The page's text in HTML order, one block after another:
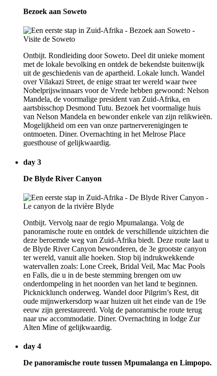
Bezoek aan Soweto
Ontbijt. Rondleiding door Soweto. Deel dit unieke moment
met de lokale bevolking en ontdek de bekendste buitenwijk
uit de geschiedenis van de apartheid. Lokale lunch. Wandel
over Vilakazi Street, de enige straat ter wereld waar twee
Nobelprijswinnaars voor de Vrede hebben gewoond: Nelson
Mandela, de voormalige president van Zuid-Afrika, en
aartsbisschop Desmond Tutu. Bezoek het voormalige huis
van Nelson Mandela en bewonder enkele van zijn relikwieën.
Mogelijkheid om een van onze partnerverenigingen te
ontmoeten. Diner. Overnachting in het Melrose Place
guesthouse of gelijkwaardig.
day 3
De Blyde River Canyon
Ontbijt. Vervolg naar de regio Mpumalanga. Volg de
panoramische route en ontdek de verschillende uitzichten die
deze beroemde weg van Zuid-Afrika biedt. Deze route laat u
de Blyde River Canyon bewonderen, de 3e grootste canyon
ter wereld, vanuit alle hoeken. Stop bij indrukwekkende
watervallen zoals: Lone Creek, Bridal Veil, Mac Mac Pools
en Falls, die u in de beste stemming brengen om uw
onderdompeling in het noorden van het land te beginnen.
Picknicklunch onderweg. Wandel door Pilgrim’s Rest, dit
oude mijnwerkersdorp waar huizen uit het einde van de 19e
eeuw zijn gerestaureerd. Volg de panoramische route terug
naar uw accommodatie. Diner. Overnachting in lodge Zur
Alten Mine of gelijkwaardig.
day 4
De panoramische route tussen Mpumalanga en Limpopo.